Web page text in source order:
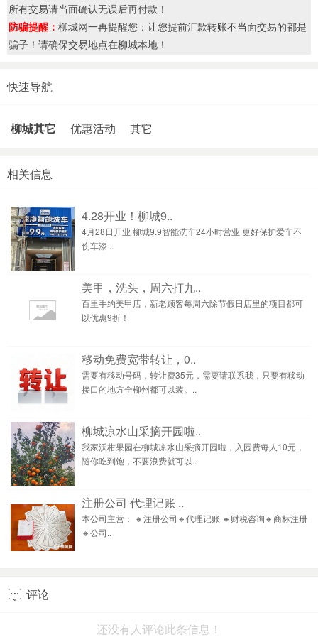
所有交易请当面确认无误后再付款！
防骗提醒： 柳城网一再提醒您：让您提前汇款转账不当面交易的都是
骗子！请确保交易地点在柳城本地！
快速导航
柳城其它 优惠活动 其它
相关信息
4.28开业！柳城9..
4月28日开业 柳城9.9智能洗车24小时营业 更好保护爱车不
伤车漆 ..
美甲，洗头，周六打九..
百里手约美甲店，新老顾客每周六除节假日店里的项目都可
以优惠9折！
移动免费宽带转让，0..
需要有移动号码，转让费35元，需要请联系我，只要有移动
接口的地方全柳州都可以装。..
柳城凉水山采摘开园啦..
我家沃柑果园在柳城凉水山采摘开园啦，入园费每人10元，
随你吃到饱，不要浪费就可以..
注册公司 代理记账 ..
本公司主营： 🔸注册公司🔸代理记账 🔸财税咨询🔸商标注册
🔸公司..
 评论
还没有人评论此条信息！